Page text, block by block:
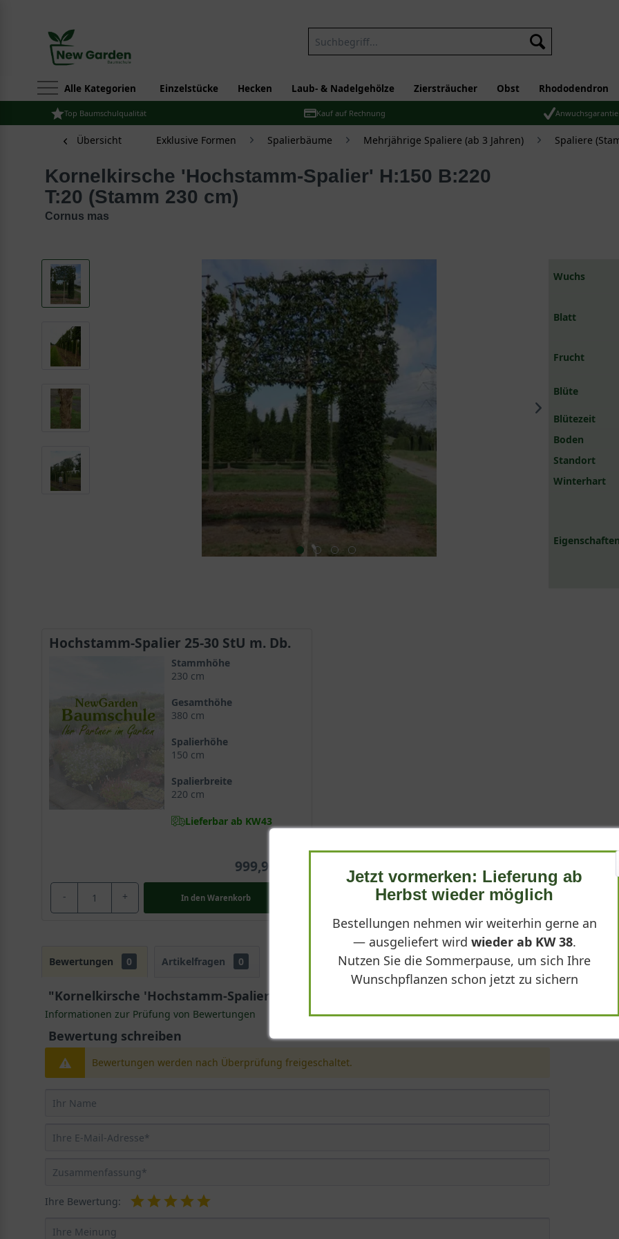
Alle Kategorien Einzelstücke Hecken Laub- & Nadelgehölze Ziersträucher Obst Rhododendron
Top Baumschulqualität Kauf auf Rechnung Anwuchsgarantie
Übersicht Exklusive Formen Spalierbäume Mehrjährige Spaliere (ab 3 Jahren) Spaliere
Kornelkirsche 'Hochstamm-Spalier' H:150 B:220
T:20 (Stamm 230 cm)
Cornus mas
Wuchs
Blatt
Frucht
Blüte
Blütezeit
Boden
Standort
Winterhart
Hochstamm-Spalier 25-30 StU m. Db.
Stammhöhe
230 cm
Gesamthöhe
380 cm
Spalierhöhe
150 cm
Spalierbreite
220 cm
Lieferbar ab KW43
999,90 €
- + In den Warenkorb
Bewertungen 0 Artikelfragen 0
"Kornelkirsche 'Hochstamm-Spalier' H:150 B:220 T:20 (Stamm 230 cm) - Cornus mas"
Informationen zur Prüfung von Bewertungen
Bewertung schreiben
Bewertungen werden nach Überprüfung freigeschaltet.
Ihre Bewertung:
Jetzt vormerken: Lieferung ab
Herbst wieder möglich
Bestellungen nehmen wir weiterhin gerne an
— ausgeliefert wird wieder ab KW 38.
Nutzen Sie die Sommerpause, um sich Ihre
Wunschpflanzen schon jetzt zu sichern